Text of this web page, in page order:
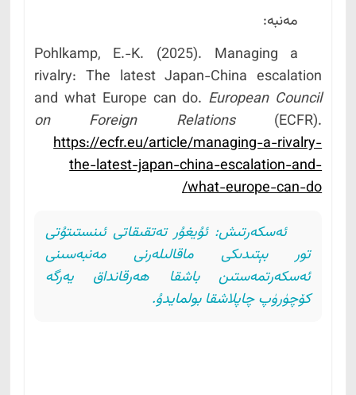
مەنبە:
Pohlkamp, E.-K. (2025). Managing a
rivalry: The latest Japan-China escalation
and what Europe can do. European Council
on Foreign Relations(ECFR).
https://ecfr.eu/article/managing-a-rivalry-
the-latest-japan-china-escalation-and-
what-europe-can-do/
ئەسكەرتىش: ئۇيغۇر تەتقىقاتى ئىنستىتۇتى
تور بېتىدىكى ماقالىلەرنى مەنبەسىنى
ئەسكەرتمەستىن باشقا ھەرقانداق يەرگە
كۆچۈرۈپ چاپلاشقا بولمايدۇ.